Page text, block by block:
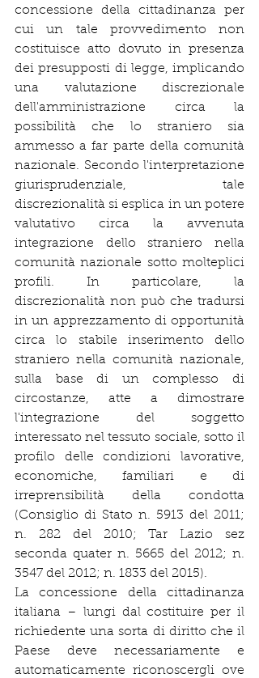
concessione della cittadinanza per
cui un tale provvedimento non
costituisce atto dovuto in presenza
dei presupposti di legge, implicando
una valutazione discrezionale
dell'amministrazione circa la
possibilità che lo straniero sia
ammesso a far parte della comunità
nazionale. Secondo l'interpretazione
giurisprudenziale, tale
discrezionalità si esplica in un potere
valutativo circa la avvenuta
integrazione dello straniero nella
comunità nazionale sotto molteplici
profili. In particolare, la
discrezionalità non può che tradursi
in un apprezzamento di opportunità
circa lo stabile inserimento dello
straniero nella comunità nazionale,
sulla base di un complesso di
circostanze, atte a dimostrare
l'integrazione del soggetto
interessato nel tessuto sociale, sotto il
profilo delle condizioni lavorative,
economiche, familiari e di
irreprensibilità della condotta
(Consiglio di Stato n. 5913 del 2011;
n. 282 del 2010; Tar Lazio sez
seconda quater n. 5665 del 2012; n.
3547 del 2012; n. 1833 del 2015).
La concessione della cittadinanza
italiana – lungi dal costituire per il
richiedente una sorta di diritto che il
Paese deve necessariamente e
automaticamente riconoscergli ove